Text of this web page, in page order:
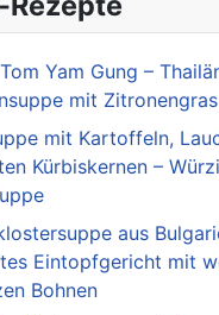
Yam Gung –
mit
mit Kartoffeln,
Kürbiskernen –
aus
Eintopfgericht mit
Bohnen